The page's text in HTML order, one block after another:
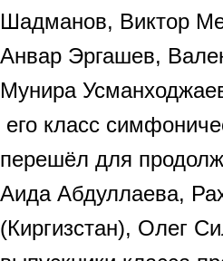
Шадманов, Виктор
Анвар Эргашев,
Мунира
его класс
перешёл для
Аида Абдуллаева,
(Киргизстан), Олег